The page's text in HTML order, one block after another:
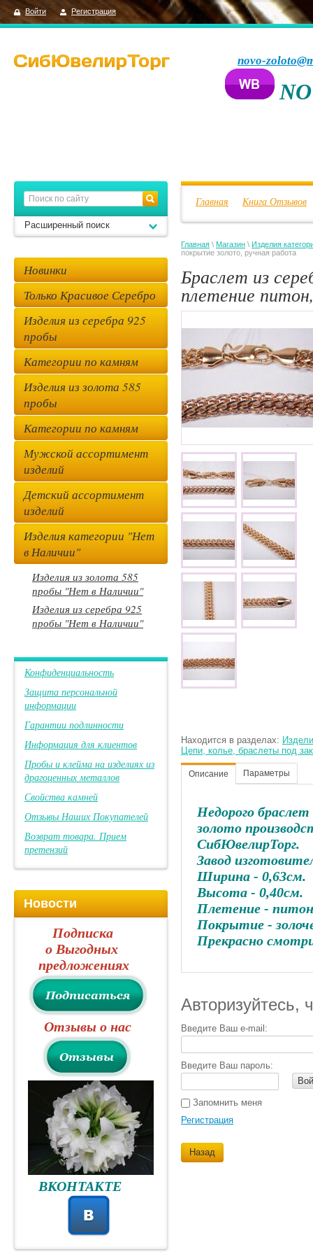
Войти Регистрация
novo-
Главная Книга Отзывов
Главная \ Магазин \ Изделия
покрытие золото, ручная работа
Браслет из
плетение
Находится в разделах:
Цепи, колье, браслеты под
Описание Параметры
Недорого
золото
СибЮвелирТорг.
Завод
Ширина - 0,63см.
Высота - 0,40см.
Плетение - питон
Покрытие -
Прекрасно
Авторизуйтесь,
Введите Ваш e-mail:
Введите Ваш пароль:
Запомнить меня
Регистрация
Назад
Расширенный поиск
Новинки
Только Красивое Серебро
Изделия из серебра 925
пробы
Категории по камням
Изделия из золота 585
пробы
Категории по камням
Мужской ассортимент
изделий
Детский ассортимент
изделий
Изделия категории "Нет
в Наличии"
Изделия из золота 585
пробы "Нет в Наличии"
Изделия из серебра 925
пробы "Нет в Наличии"
Конфиденциальность
Защита персональной
информации
Гарантии подлинности
Информация для клиентов
Пробы и клейма на изделиях из
драгоценных металлов
Свойства камней
Отзывы Наших Покупателей
Возврат товара. Прием
претензий
Новости
Подписка
о Выгодных
предложениях
Отзывы о нас
ВКОНТАКТЕ